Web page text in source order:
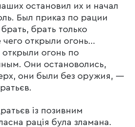
остановил их и начал
Был приказ по рации
брать только
открыли огонь…
огонь по
Они остановолись,
они были без оружия, —
із позивним
рація була зламана.